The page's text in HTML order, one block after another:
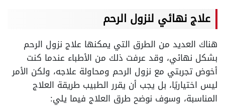
علاج نهائي لنزول الرحم
هناك العديد من الطرق التي يمكنها علاج نزول الرحم
بشكل نهائي، وقد عرفت ذلك من الأطباء عندما كنت
أخوض تجربتي مع نزول الرحم ومحاولة علاجه، ولكن الأمر
ليس اختياريًا، بل يجب أن يقرر الطبيب طريقة العلاج
المناسبة، وسوف نوضح طرق العلاج فيما يلي: